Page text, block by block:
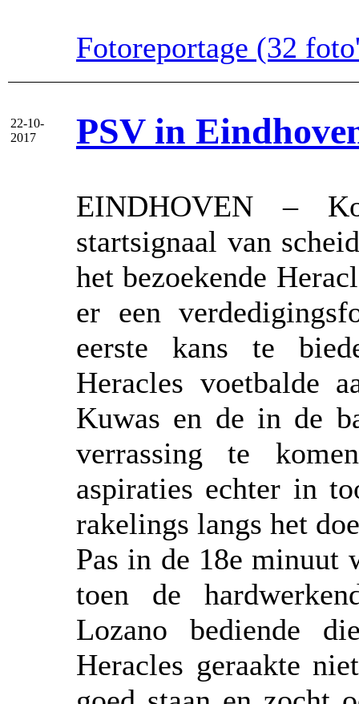
Fotoreportage (32
22-10-
2017
PSV in
EINDHOVEN –
startsignaal van
het bezoekende
er een
eerste kans te
Heracles voetbalde
Kuwas en de in de
verrassing te
aspiraties echter in
rakelings langs het
Pas in de 18e minuut
toen de
Lozano bediende
Heracles geraakte